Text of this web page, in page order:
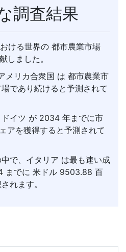
調査結果
ける世界の 都市農業市場
しました。
メリカ合衆国 は 都市農業市
であり続けると予測されて
イツ が 2034 年までに市
アを獲得すると予測されて
で、イタリア は最も速い成
までに 米ドル 9503.88 百
れます。